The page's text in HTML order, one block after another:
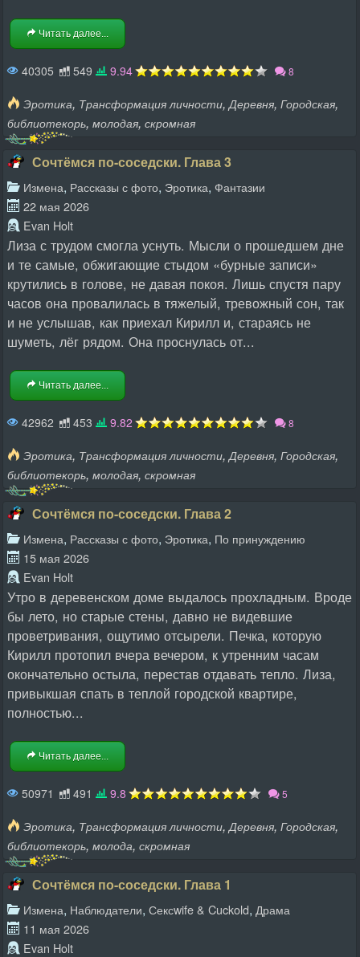
Читать далее...
40305 549 9.94 8
Эротика, Трансформация личности,Деревня, Городская,
библиотекорь, молодая, скромная
Сочтёмся по-соседски. Глава 3
Измена, Рассказы с фото, Эротика, Фантазии
22 мая 2026
Evan Holt
Лиза с трудом смогла уснуть. Мысли о прошедшем дне
и те самые, обжигающие стыдом «бурные записи»
крутились в голове, не давая покоя. Лишь спустя пару
часов она провалилась в тяжелый, тревожный сон, так
и не услышав, как приехал Кирилл и, стараясь не
шуметь, лёг рядом. Она проснулась от...
Читать далее...
42962 453 9.82 8
Эротика, Трансформация личности,Деревня, Городская,
библиотекорь, молодая, скромная
Сочтёмся по-соседски. Глава 2
Измена, Рассказы с фото, Эротика, По принуждению
15 мая 2026
Evan Holt
Утро в деревенском доме выдалось прохладным. Вроде
бы лето, но старые стены, давно не видевшие
проветривания, ощутимо отсырели. Печка, которую
Кирилл протопил вчера вечером, к утренним часам
окончательно остыла, перестав отдавать тепло. Лиза,
привыкшая спать в теплой городской квартире,
полностью...
Читать далее...
50971 491 9.8 5
Эротика, Трансформация личности,Деревня, Городская,
библиотекорь, молода, скромная
Сочтёмся по-соседски. Глава 1
Измена, Наблюдатели, Сексwife & Cuckold, Драма
11 мая 2026
Evan Holt